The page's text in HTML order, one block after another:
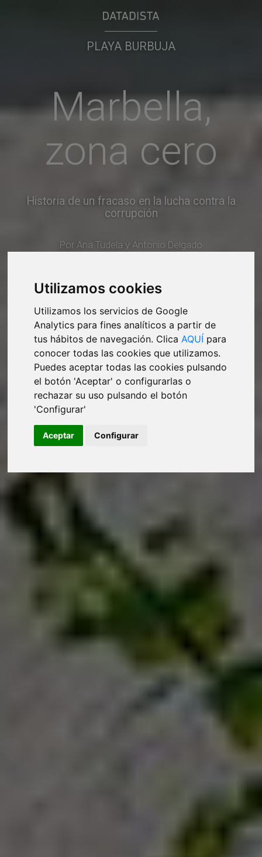
Utilizamos cookies
Utilizamos los servicios de Google
Analytics para fines analíticos a partir de
tus hábitos de navegación. Clica AQUÍ para
conocer todas las cookies que utilizamos.
Puedes aceptar todas las cookies pulsando
el botón 'Aceptar' o configurarlas o
rechazar su uso pulsando el botón
'Configurar'
Aceptar Configurar
PLAYA BURBUJA
Marbella,
zona cero
Historia de un fracaso en la lucha contra la
corrupción
Por Ana Tudela y Antonio Delgado